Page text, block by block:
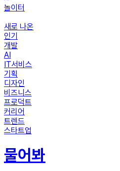
놀이터
새로 나온
인기
개발
AI
IT서비스
기획
디자인
비즈니스
프로덕트
커리어
트렌드
스타트업
물어봐